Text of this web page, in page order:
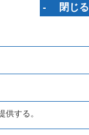
‐ 閉じる
する。